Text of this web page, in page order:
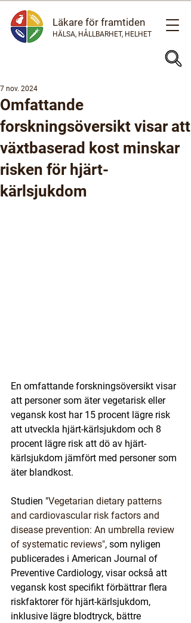
Läkare för framtiden
HÄLSA, HÅLLBARHET, HELHET
Omfattande
forskningsöversikt visar att
växtbaserad kost minskar
risken för hjärt-
kärlsjukdom
7 nov. 2024
En omfattande forskningsöversikt visar
att personer som äter vegetarisk eller
vegansk kost har 15 procent lägre risk
att utveckla hjärt-kärlsjukdom och 8
procent lägre risk att dö av hjärt-
kärlsjukdom jämfört med personer som
äter blandkost.
Studien "Vegetarian dietary patterns
and cardiovascular risk factors and
disease prevention: An umbrella review
of systematic reviews", som nyligen
publicerades i American Journal of
Preventive Cardiology, visar också att
vegansk kost specifikt förbättrar flera
riskfaktorer för hjärt-kärlsjukdom,
inklusive lägre blodtryck, bättre